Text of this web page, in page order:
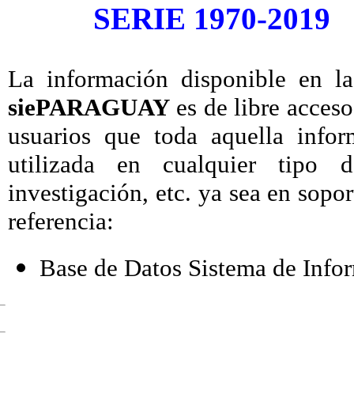
SERIE 1970-2019
La información disponible en
siePARAGUAY es de libre
usuarios que toda aquella
utilizada en cualquier tipo
investigación, etc. ya sea en
referencia:
Base de Datos Sistema de